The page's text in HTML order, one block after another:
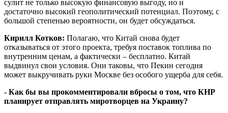
сулит не только высокую финансовую выгоду, но и
достаточно высокий геополитический потенциал. Поэтому, с
большой степенью вероятности, он будет обсуждаться.
Кирилл Котков: Полагаю, что Китай снова будет
отказываться от этого проекта, требуя поставок топлива по
внутренним ценам, а фактически – бесплатно. Китай
выдвинул свои условия. Они таковы, что Пекин сегодня
может выкручивать руки Москве без особого ущерба для себя.
- Как бы вы прокомментировали вбросы о том, что КНР
планирует отправлять миротворцев на Украину?